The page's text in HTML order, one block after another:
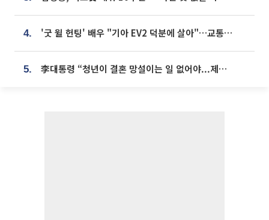
4. '굿 윌 헌팅' 배우 "기아 EV2 덕분에 살아"…교통사고 후 안전성 극찬
5. 李대통령 “청년이 결혼 망설이는 일 없어야...제도상 불이익 조사”